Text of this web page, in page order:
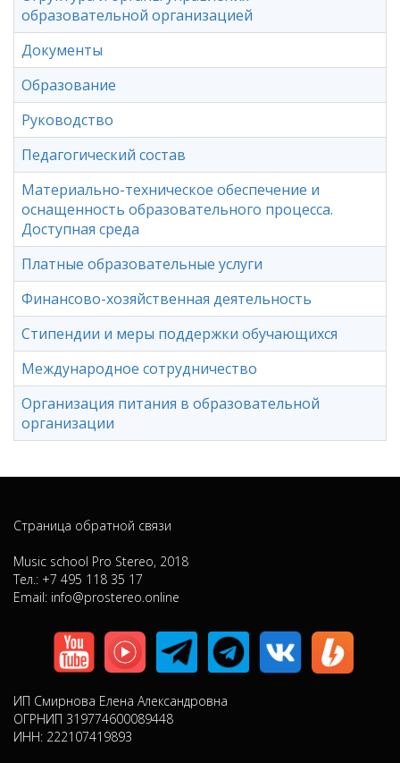
образовательной организацией
Документы
Образование
Руководство
Педагогический состав
Материально-техническое обеспечение и
оснащенность образовательного процесса.
Доступная среда
Платные образовательные услуги
Финансово-хозяйственная деятельность
Стипендии и меры поддержки обучающихся
Международное сотрудничество
Организация питания в образовательной
организации
Страница обратной связи
Music school Pro Stereo, 2018
Тел.: +7 495 118 35 17
Email: info@prostereo.online
ИП Смирнова Елена Александровна
ОГРНИП 319774600089448
ИНН: 222107419893